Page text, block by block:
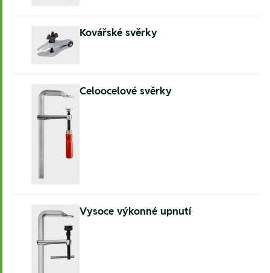
Kovářské svěrky
Celoocelové svěrky
Vysoce výkonné upnutí